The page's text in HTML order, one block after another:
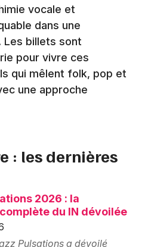
vocale et
dans une
billets sont
pour vivre ces
qui mêlent folk, pop et
une approche
: les dernières
2026 : la
du IN dévoilée
Pulsations a dévoilé